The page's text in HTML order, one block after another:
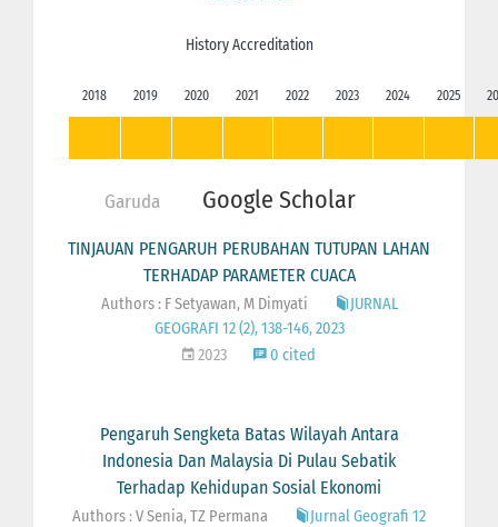
History Accreditation
2018 2019 2020 2021 2022 2023 2024 2025
Garuda Google Scholar
TINJAUAN PENGARUH PERUBAHAN TUTUPAN LAHAN
TERHADAP PARAMETER CUACA
Authors : F Setyawan, M Dimyati
JURNAL
GEOGRAFI 12 (2), 138-146, 2023
2023
0 cited
Pengaruh Sengketa Batas Wilayah Antara
Indonesia Dan Malaysia Di Pulau Sebatik
Terhadap Kehidupan Sosial Ekonomi
Authors : V Senia, TZ Permana
Jurnal Geografi 12